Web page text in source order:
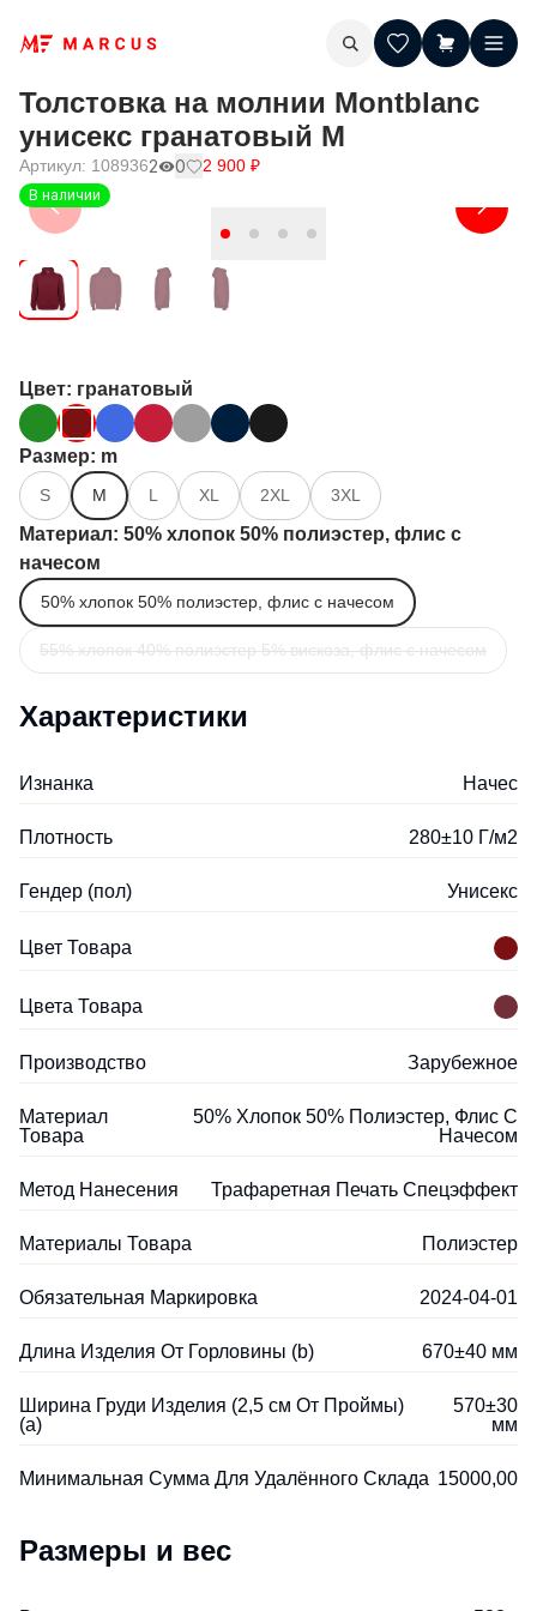
Толстовка на молнии Montblanc
унисекс гранатовый M
Артикул: 1089362 0 2 900 ₽
В наличии
Цвет: гранатовый
Размер: m
S M L XL 2XL 3XL
Материал: 50% хлопок 50% полиэстер, флис с
начесом
50% хлопок 50% полиэстер, флис с начесом
55% хлопок 40% полиэстер 5% вискоза, флис с начесом
Характеристики
Изнанка Начес
Плотность 280±10 Г/м2
Гендер (пол) Унисекс
Цвет Товара
Цвета Товара
Производство Зарубежное
Материал
Товара
50% Хлопок 50% Полиэстер, Флис С
Начесом
Метод Нанесения Трафаретная Печать Спецэффект
Материалы Товара Полиэстер
Обязательная Маркировка 2024-04-01
Длина Изделия От Горловины (b) 670±40 мм
Ширина Груди Изделия (2,5 см От Проймы)
(a)
570±30
мм
Минимальная Сумма Для Удалённого Склада 15000,00
Размеры и вес